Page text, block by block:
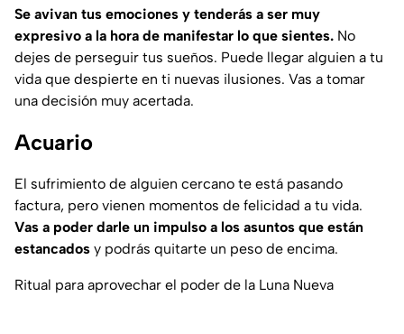
Se avivan tus emociones y tenderás a ser muy
expresivo a la hora de manifestar lo que sientes. No
dejes de perseguir tus sueños. Puede llegar alguien a tu
vida que despierte en ti nuevas ilusiones. Vas a tomar
una decisión muy acertada.
Acuario
El sufrimiento de alguien cercano te está pasando
factura, pero vienen momentos de felicidad a tu vida.
Vas a poder darle un impulso a los asuntos que están
estancados y podrás quitarte un peso de encima.
Ritual para aprovechar el poder de la Luna Nueva